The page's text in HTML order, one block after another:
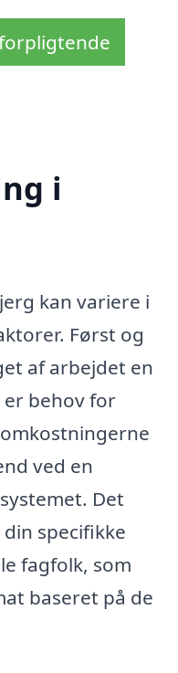
i
kan variere i
Først og
af arbejdet en
behov for
ved en
Det
specifikke
fagfolk, som
baseret på de